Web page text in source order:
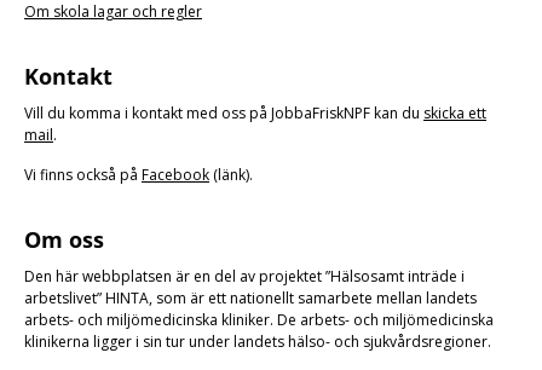
Om skola lagar och regler
Kontakt
Vill du komma i kontakt med oss på JobbaFriskNPF kan du skicka ett
mail.
Vi finns också på Facebook (länk).
Om oss
Den här webbplatsen är en del av projektet ”Hälsosamt inträde i
arbetslivet” HINTA, som är ett nationellt samarbete mellan landets
arbets- och miljömedicinska kliniker. De arbets- och miljömedicinska
klinikerna ligger i sin tur under landets hälso- och sjukvårdsregioner.